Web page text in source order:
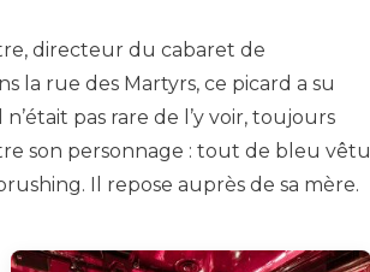
directeur du cabaret de
la rue des Martyrs, ce picard a su
pas rare de l’y voir, toujours
son personnage : tout de bleu vêtu
Il repose auprès de sa mère.